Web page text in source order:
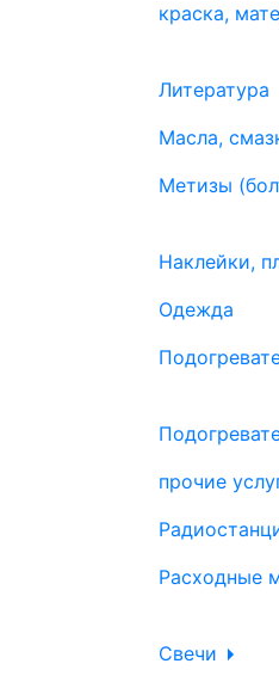
краска,
Литература
Масла,
Метизы
Наклейки,
Одежда
прочие
Расходные
Свечи